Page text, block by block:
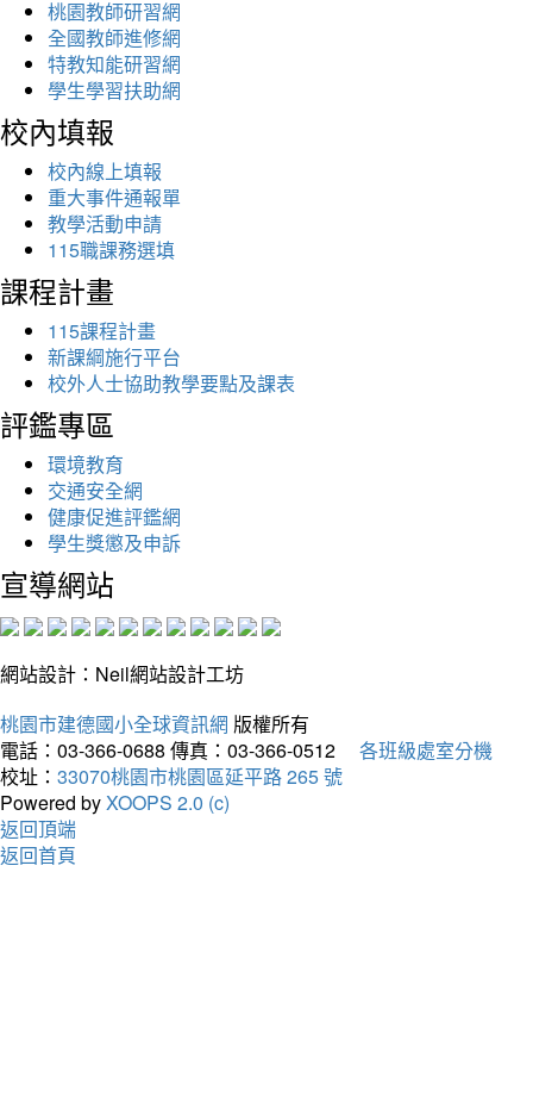
桃園教師研習網
全國教師進修網
特教知能研習網
學生學習扶助網
校內填報
校內線上填報
重大事件通報單
教學活動申請
115職課務選填
課程計畫
115課程計畫
新課綱施行平台
校外人士協助教學要點及課表
評鑑專區
環境教育
交通安全網
健康促進評鑑網
學生獎懲及申訴
宣導網站
網站設計：Neil網站設計工坊
桃園市建德國小全球資訊網 版權所有
電話：03-366-0688 傳真：03-366-0512
各班級處室分機
校址： 33070桃園市桃園區延平路 265 號
Powered byXOOPS 2.0 (c)
返回頂端
返回首頁